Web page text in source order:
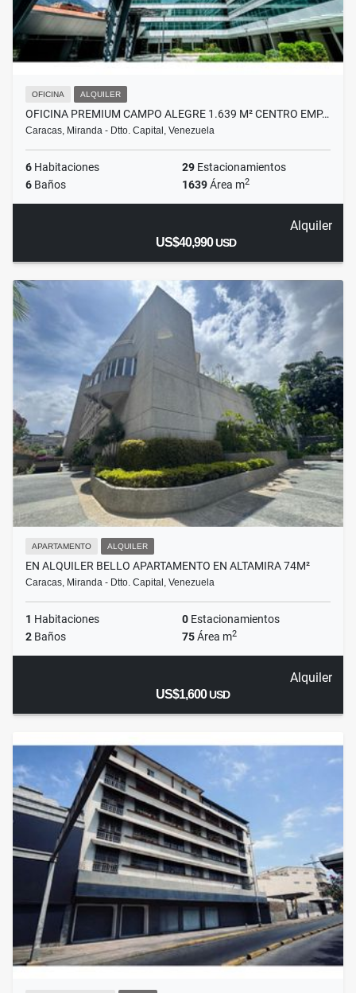
OFICINA ALQUILER
OFICINA PREMIUM CAMPO ALEGRE 1.639 M² CENTRO EMP…
Caracas, Miranda - Dtto. Capital, Venezuela
6 Habitaciones 29 Estacionamientos
6 Baños 1639Área m2
Alquiler
US$40,990USD
APARTAMENTO ALQUILER
EN ALQUILER BELLO APARTAMENTO EN ALTAMIRA 74M²
Caracas, Miranda - Dtto. Capital, Venezuela
1 Habitaciones 0 Estacionamientos
2 Baños 75Área m2
Alquiler
US$1,600USD